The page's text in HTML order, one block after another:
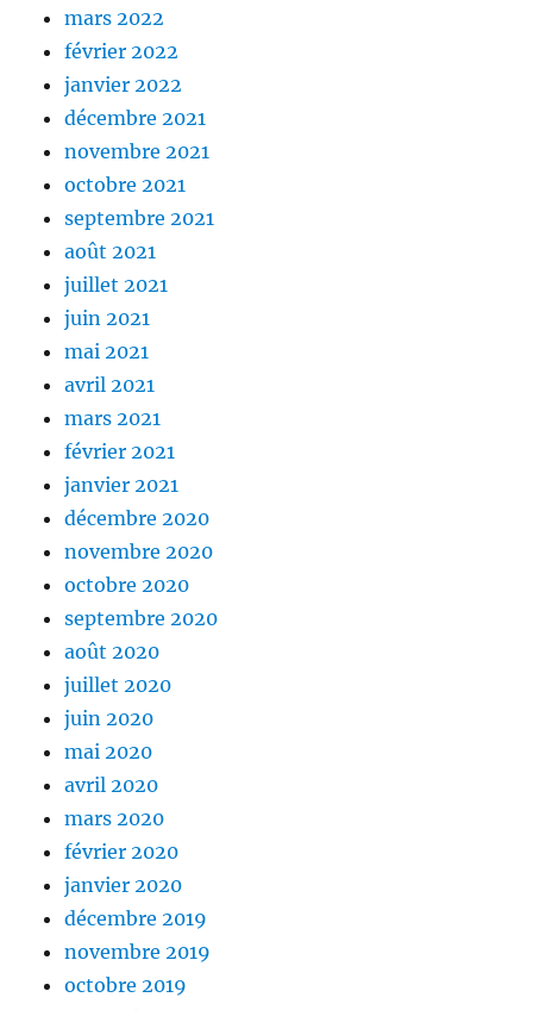
mars 2022
février 2022
janvier 2022
décembre 2021
novembre 2021
octobre 2021
septembre 2021
août 2021
juillet 2021
juin 2021
mai 2021
avril 2021
mars 2021
février 2021
janvier 2021
décembre 2020
novembre 2020
octobre 2020
septembre 2020
août 2020
juillet 2020
juin 2020
mai 2020
avril 2020
mars 2020
février 2020
janvier 2020
décembre 2019
novembre 2019
octobre 2019